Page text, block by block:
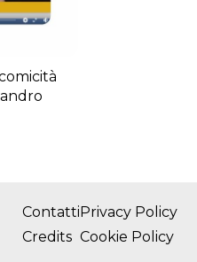
Contatti
Credits
Privacy Policy
Cookie Policy